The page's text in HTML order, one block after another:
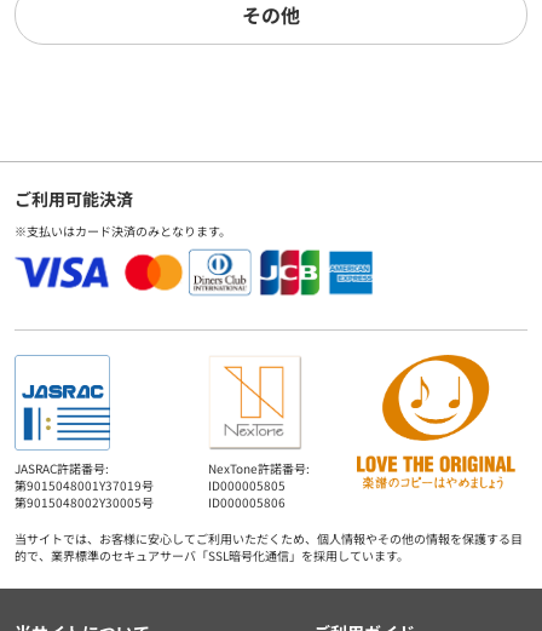
その他
ご利用可能決済
※支払いはカード決済のみとなります。
JASRAC許諾番号:
第9015048001Y37019号
第9015048002Y30005号
NexTone許諾番号:
ID000005805
ID000005806
当サイトでは、お客様に安心してご利用いただくため、個人情報やその他の情報を保護する目
的で、業界標準のセキュアサーバ「SSL暗号化通信」を採用しています。